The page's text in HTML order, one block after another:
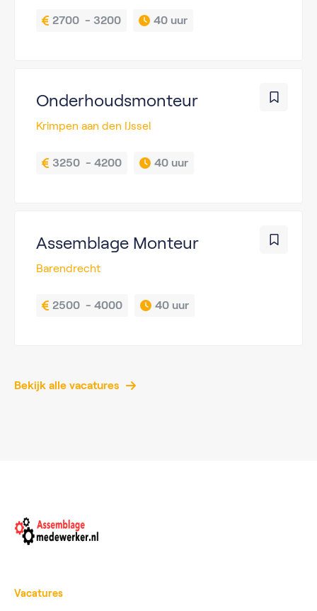
2700  - 3200 40 uur
Onderhoudsmonteur
Krimpen aan den IJssel
3250  - 4200 40 uur
Assemblage Monteur
Barendrecht
2500  - 4000 40 uur
Bekijk alle vacatures
Vacatures